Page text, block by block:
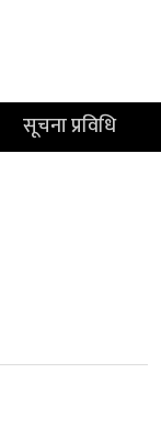
सूचना प्रविधि